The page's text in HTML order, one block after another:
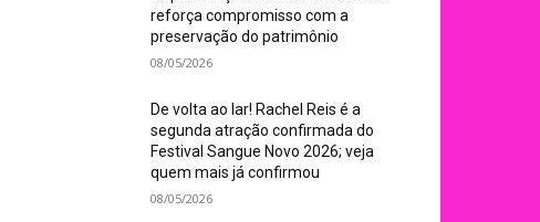
reforça compromisso com a
preservação do patrimônio
08/05/2026
De volta ao lar! Rachel Reis é a
segunda atração confirmada do
Festival Sangue Novo 2026; veja
quem mais já confirmou
08/05/2026